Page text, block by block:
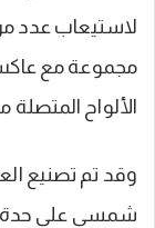
لاستيعاب عدد
مجموعة مع
الألواح المتصلة
وقد تم تصنيع
شمسي على حدة،